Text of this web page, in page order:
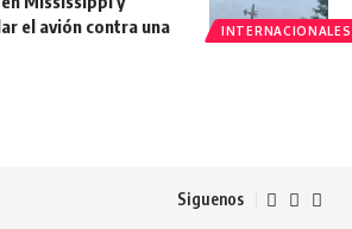
INTERNACIONALES
el avión contra una
Siguenos